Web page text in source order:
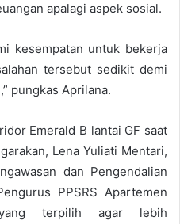
apalagi aspek sosial.
kesempatan untuk bekerja
tersebut sedikit demi
pungkas Aprilana.
Emerald B lantai GF saat
Lena Yuliati Mentari,
dan Pengendalian
PPSRS Apartemen
terpilih agar lebih